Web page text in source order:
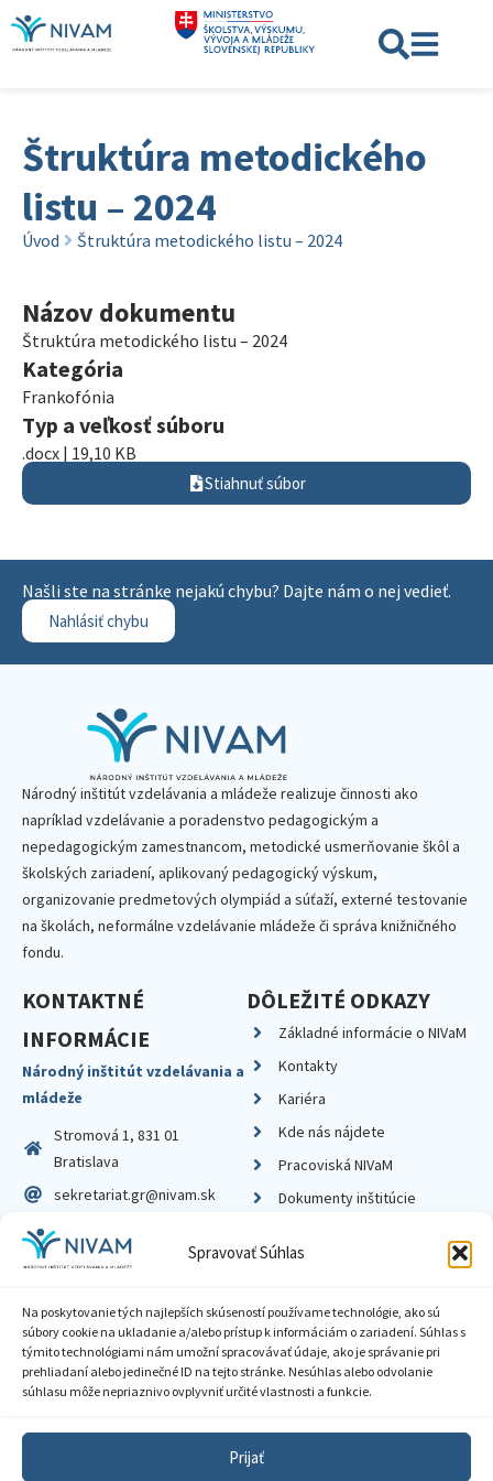
Spravovať Súhlas
Na poskytovanie tých najlepších skúseností používame technológie, ako sú
súbory cookie na ukladanie a/alebo prístup k informáciám o zariadení. Súhlas s
týmito technológiami nám umožní spracovávať údaje, ako je správanie pri
prehliadaní alebo jedinečné ID na tejto stránke. Nesúhlas alebo odvolanie
súhlasu môže nepriaznivo ovplyvniť určité vlastnosti a funkcie.
Prijať
Štruktúra metodického
listu – 2024
Úvod Štruktúra metodického listu – 2024
Názov dokumentu
Štruktúra metodického listu – 2024
Kategória
Frankofónia
Typ a veľkosť súboru
.docx | 19,10 KB
Stiahnuť súbor
Našli ste na stránke nejakú chybu? Dajte nám o nej vedieť.
Nahlásiť chybu
Národný inštitút vzdelávania a mládeže realizuje činnosti ako
napríklad vzdelávanie a poradenstvo pedagogickým a
nepedagogickým zamestnancom, metodické usmerňovanie škôl a
školských zariadení, aplikovaný pedagogický výskum,
organizovanie predmetových olympiád a súťaží, externé testovanie
na školách, neformálne vzdelávanie mládeže či správa knižničného
fondu.
KONTAKTNÉ
INFORMÁCIE
Národný inštitút vzdelávania a
mládeže
Stromová 1, 831 01
Bratislava
sekretariat.gr@nivam.sk
IČO: 00164348
DIČ: 2020798714
DÔLEŽITÉ ODKAZY
Základné informácie o NIVaM
Kontakty
Kariéra
Kde nás nájdete
Pracoviská NIVaM
Dokumenty inštitúcie
Zásady ochrany súkromia
Sprístupnenie informácií